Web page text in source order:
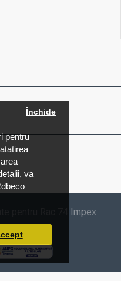
pentru
va
Închide
pentru Rac 74 Impex